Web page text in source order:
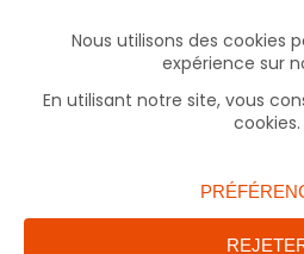
82000 Montauban
05 63 66 49 06
Bureaux ouverts le lundi et
mercredi et vendredi de 9h à